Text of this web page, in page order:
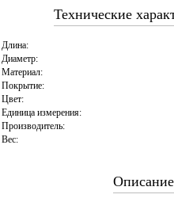
Технические
Длина:
Диаметр:
Материал:
Покрытие:
Цвет:
Единица измерения:
Производитель:
Вес: